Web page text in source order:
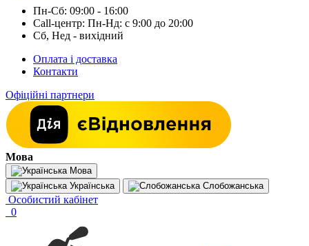
Пн-Сб: 09:00 - 16:00
Call-центр: Пн-Нд: с 9:00 до 20:00
Сб, Нед - вихідний
Оплата і доставка
Контакти
Офіційні партнери
Мова
Мова
Українська
Слобожанська
Особистий кабінет
0